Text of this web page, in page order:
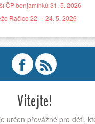
ČP benjamínků 31. 5. 2026
Račice 22. – 24. 5. 2026
Vítejte!
určen převážně pro děti,